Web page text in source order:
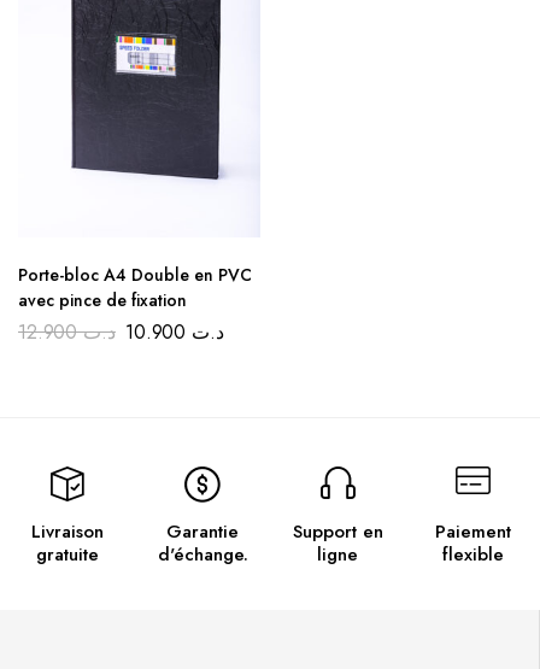
Porte-bloc A4 Double en PVC
avec pince de fixation
د.ت12.900 د.ت
Livraison
gratuite
Garantie
d'échange.
Support en
ligne
Paiement
flexible